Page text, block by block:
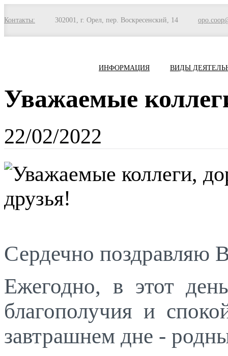
Контакты: 302001, г. Орел, пер. Воскресенский, 14
ИНФОРМАЦИЯ ВИДЫ
Уважаемые
22/02/2022
Сердечно поздравляю
Ежегодно, в этот
благополучия и
завтрашнем дне -